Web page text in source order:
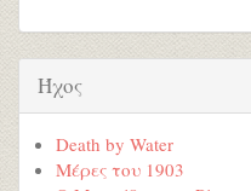
Ήχος
Death by Water
Μέρες του 1903